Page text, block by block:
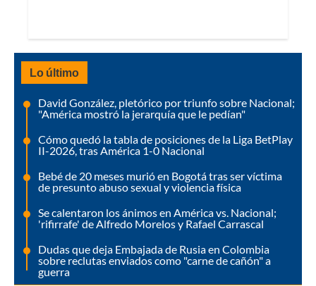
Lo último
David González, pletórico por triunfo sobre Nacional;
"América mostró la jerarquía que le pedían"
Cómo quedó la tabla de posiciones de la Liga BetPlay
II-2026, tras América 1-0 Nacional
Bebé de 20 meses murió en Bogotá tras ser víctima
de presunto abuso sexual y violencia física
Se calentaron los ánimos en América vs. Nacional;
'rifirrafe' de Alfredo Morelos y Rafael Carrascal
Dudas que deja Embajada de Rusia en Colombia
sobre reclutas enviados como "carne de cañón" a
guerra